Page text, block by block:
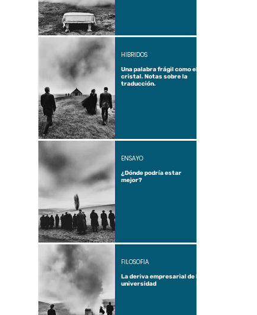
Una palabra frágil como el
cristal. Notas sobre la
traducción.
HÍBRIDOS
¿Dónde podría estar
mejor?
ENSAYO
La deriva empresarial de la
universidad
FILOSOFÍA